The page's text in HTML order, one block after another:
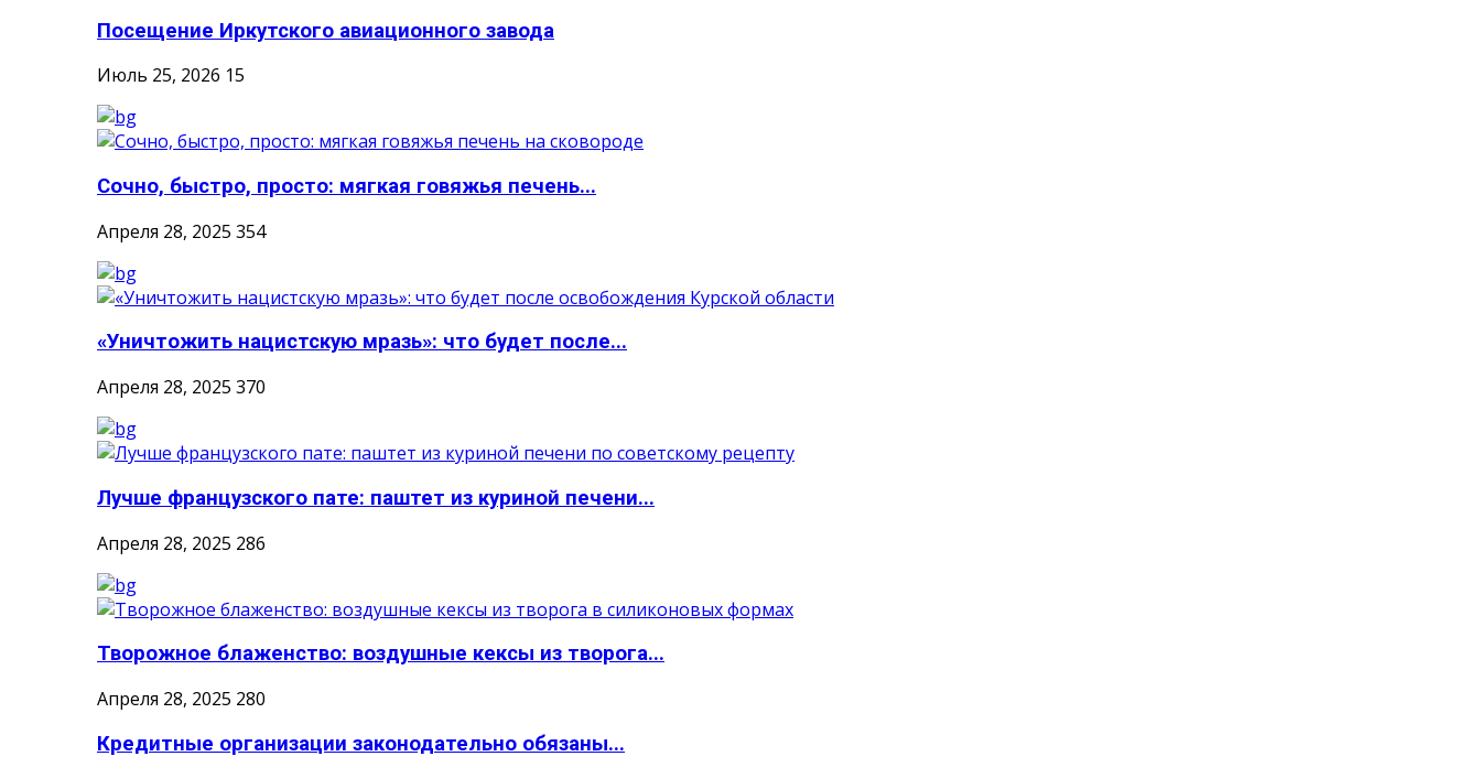
Посещение Иркутского авиационного завода
Июль 25, 2026 15
Сочно, быстро, просто: мягкая говяжья печень...
Апреля 28, 2025 354
«Уничтожить нацистскую мразь»: что будет после...
Апреля 28, 2025 370
Лучше французского пате: паштет из куриной печени...
Апреля 28, 2025 286
Творожное блаженство: воздушные кексы из творога...
Апреля 28, 2025 280
Кредитные организации законодательно обязаны...